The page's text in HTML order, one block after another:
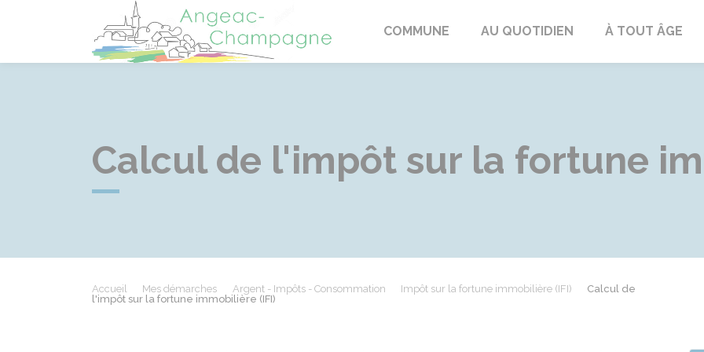
Angeac-Champagne
COMMUNE AU QUOTIDIEN À TOUT ÂGE
Calcul de l'impôt sur la fortune
Accueil Mes démarches Argent - Impôts - Consommation Impôt sur la fortune immobilière (IFI)
Calcul de
l'impôt sur la fortune immobilière (IFI)